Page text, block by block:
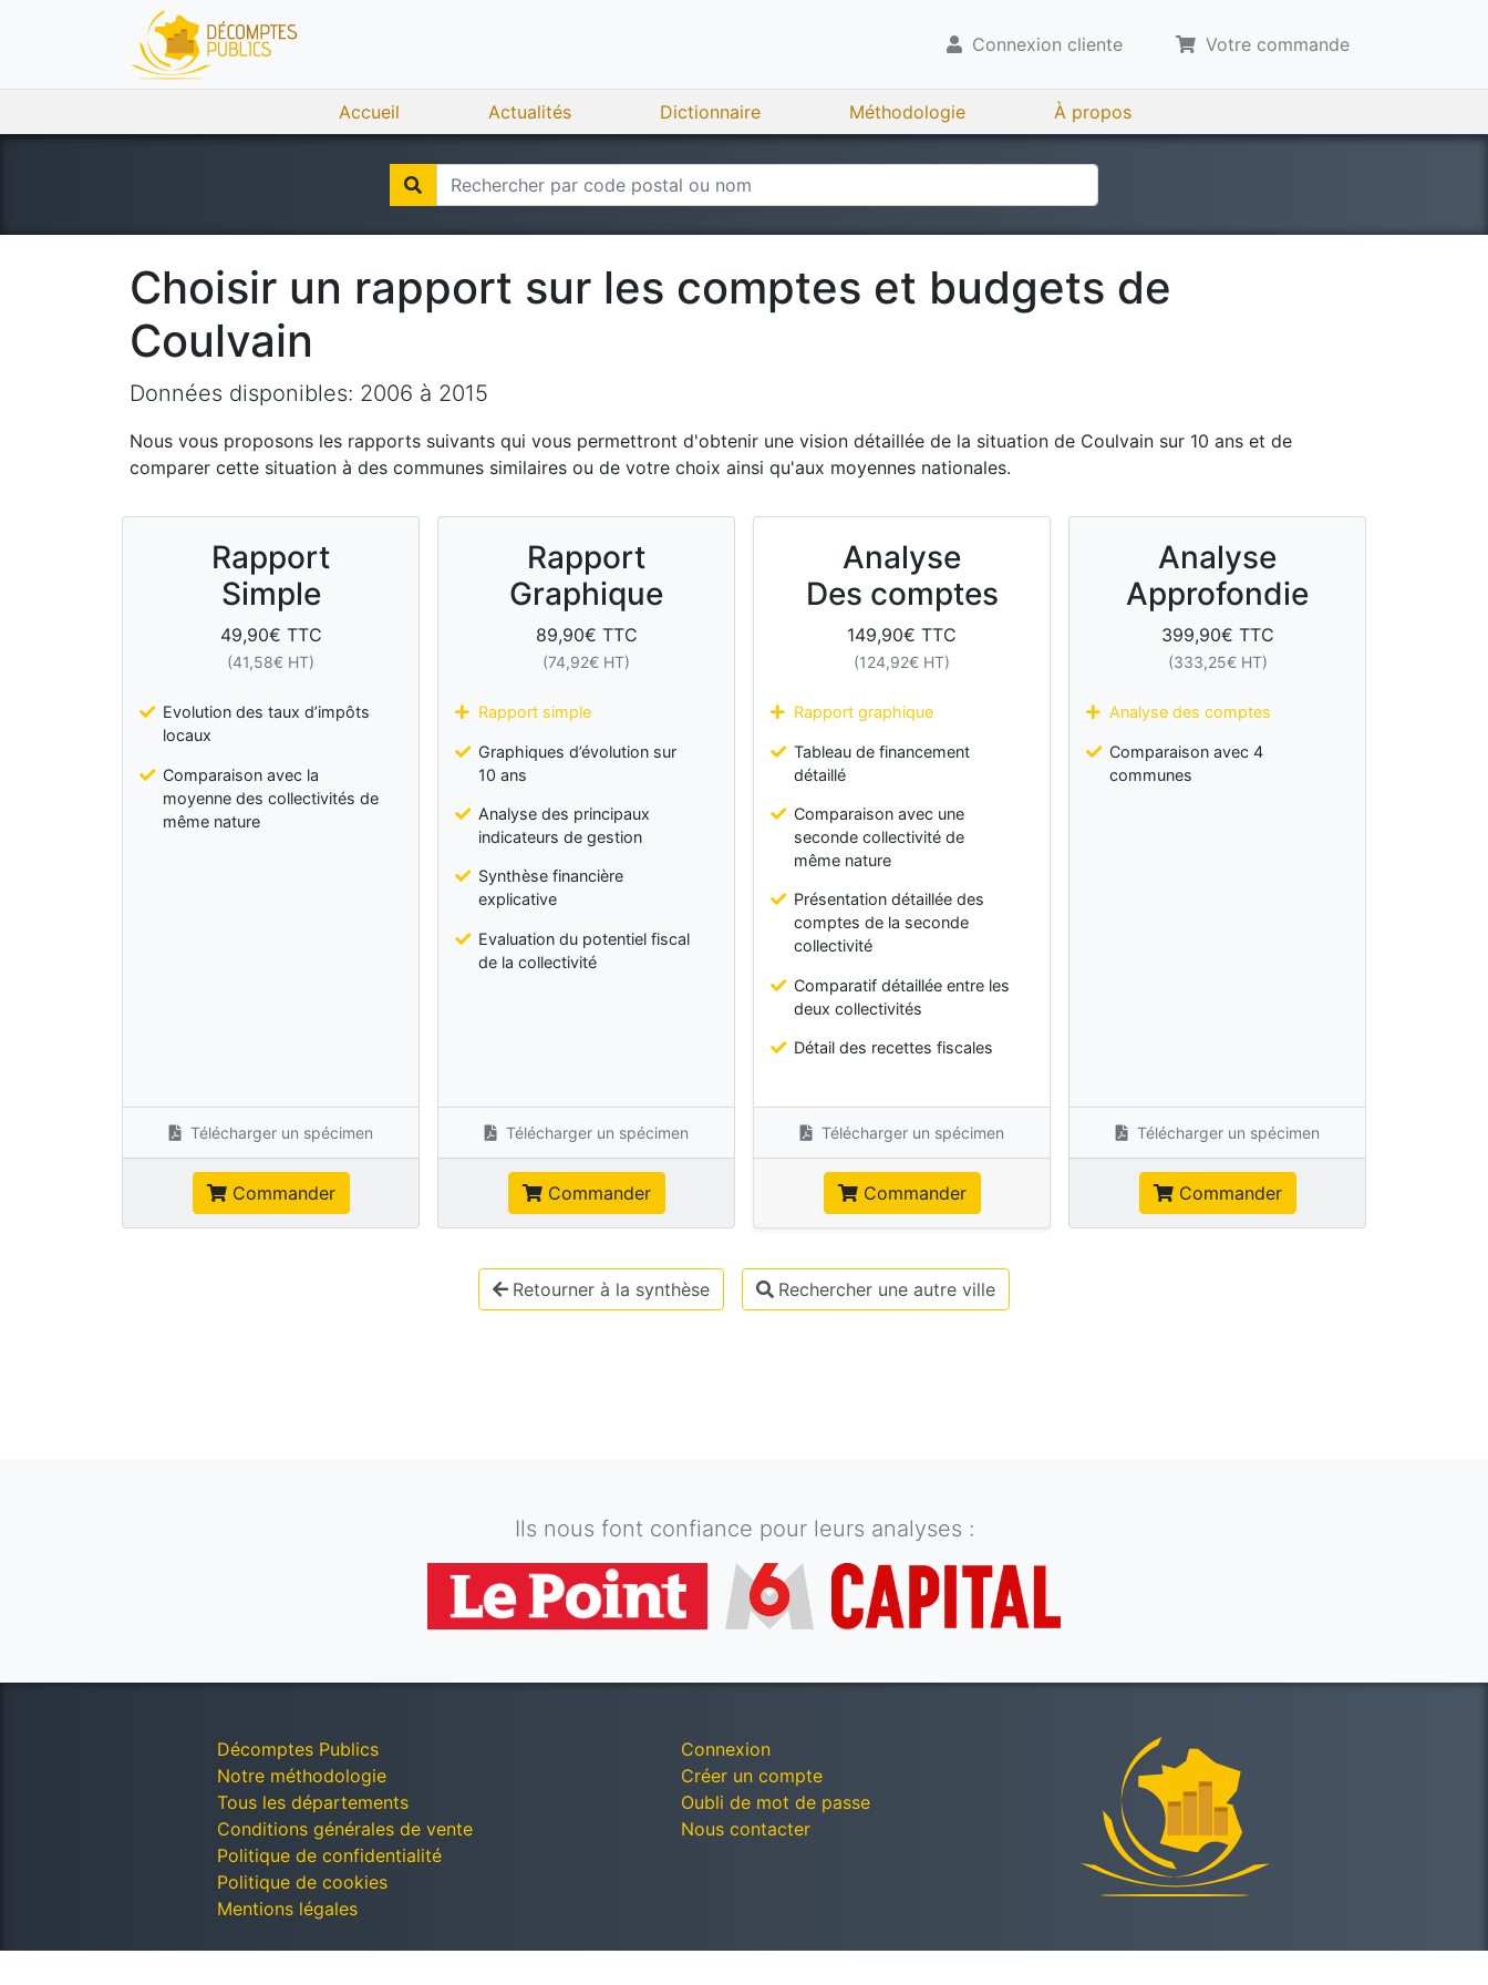
Connexion cliente Votre commande
Accueil Actualités Dictionnaire Méthodologie À propos
Choisir un rapport sur les comptes et budgets de
Coulvain
Données disponibles: 2006 à 2015
Nous vous proposons les rapports suivants qui vous permettront d'obtenir une vision détaillée de la situation de Coulvain sur 10 ans et de
comparer cette situation à des communes similaires ou de votre choix ainsi qu'aux moyennes nationales.
Rapport
Simple
49,90€ TTC
(41,58€ HT)
Evolution des taux d’impôts
locaux
Comparaison avec la
moyenne des collectivités de
même nature
Télécharger un spécimen
Commander
Rapport
Graphique
89,90€ TTC
(74,92€ HT)
Rapport simple
Graphiques d’évolution sur
10 ans
Analyse des principaux
indicateurs de gestion
Synthèse financière
explicative
Evaluation du potentiel fiscal
de la collectivité
Télécharger un spécimen
Commander
Analyse
Des comptes
149,90€ TTC
(124,92€ HT)
Rapport graphique
Tableau de financement
détaillé
Comparaison avec une
seconde collectivité de
même nature
Présentation détaillée des
comptes de la seconde
collectivité
Comparatif détaillée entre les
deux collectivités
Détail des recettes fiscales
Télécharger un spécimen
Commander
Analyse
Approfondie
399,90€ TTC
(333,25€ HT)
Analyse des comptes
Comparaison avec 4
communes
Télécharger un spécimen
Commander
Retourner à la synthèse Rechercher une autre ville
Ils nous font confiance pour leurs analyses :
Décomptes Publics
Notre méthodologie
Tous les départements
Conditions générales de vente
Politique de confidentialité
Politique de cookies
Mentions légales
Connexion
Créer un compte
Oubli de mot de passe
Nous contacter